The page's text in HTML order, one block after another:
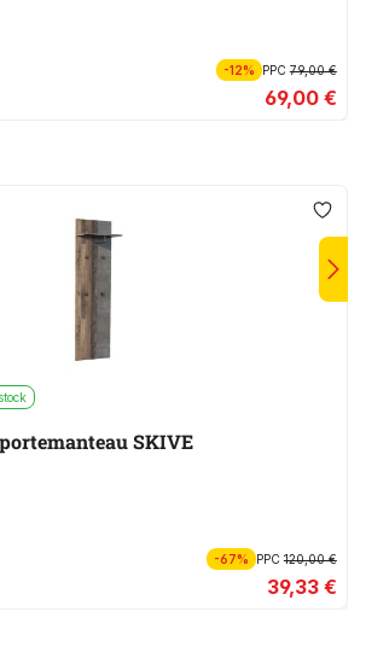
-12% PPC79,00 €
69,00 €
SKIVE
-67% PPC120,00 €
39,33 €